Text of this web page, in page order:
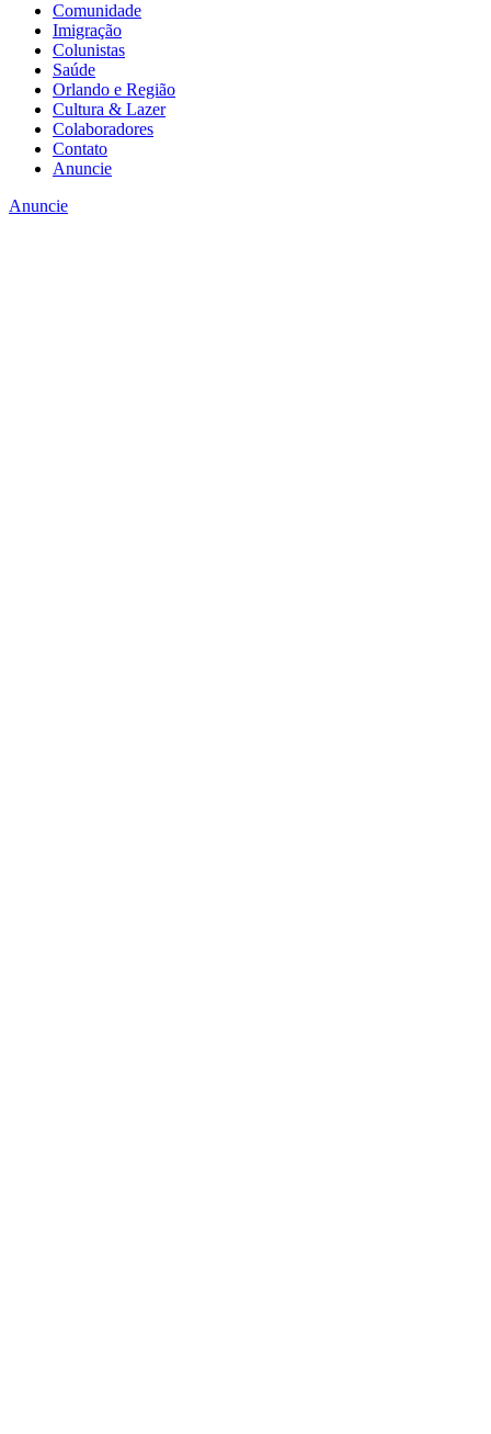
Comunidade
Imigração
Colunistas
Saúde
Orlando e Região
Cultura & Lazer
Colaboradores
Contato
Anuncie
Anuncie